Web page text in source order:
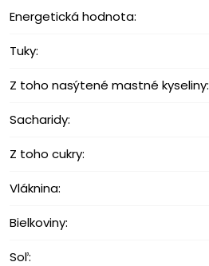
Energetická hodnota:
Tuky:
Z toho nasýtené mastné kyseliny:
Sacharidy:
Z toho cukry:
Vláknina:
Bielkoviny:
Soľ: